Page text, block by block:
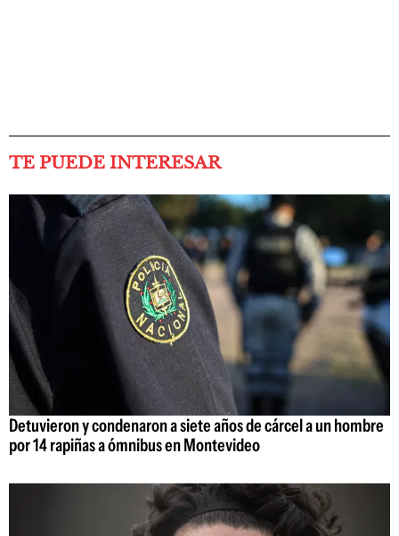
TE PUEDE INTERESAR
Detuvieron y condenaron a siete años de cárcel a un hombre
por 14 rapiñas a ómnibus en Montevideo